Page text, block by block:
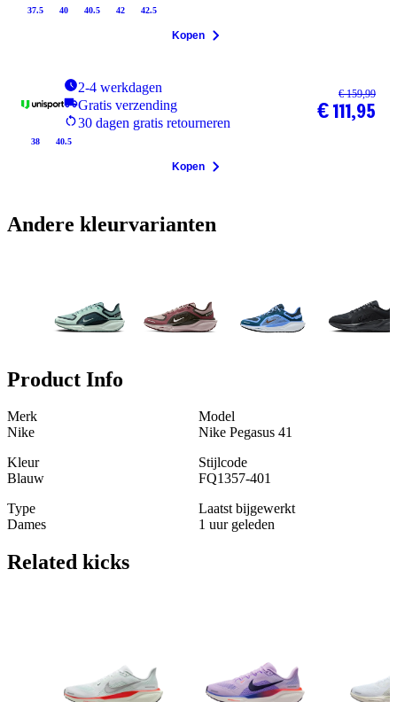
37.5 40 40.5 42 42.5
Kopen
2-4 werkdagen
Gratis verzending
30 dagen gratis retourneren
38 40.5
€ 159,99
€ 111,95
Kopen
Andere kleurvarianten
Product Info
Merk
Nike
Model
Nike Pegasus 41
Kleur
Blauw
Stijlcode
FQ1357-401
Type
Dames
Laatst bijgewerkt
1 uur geleden
Related kicks